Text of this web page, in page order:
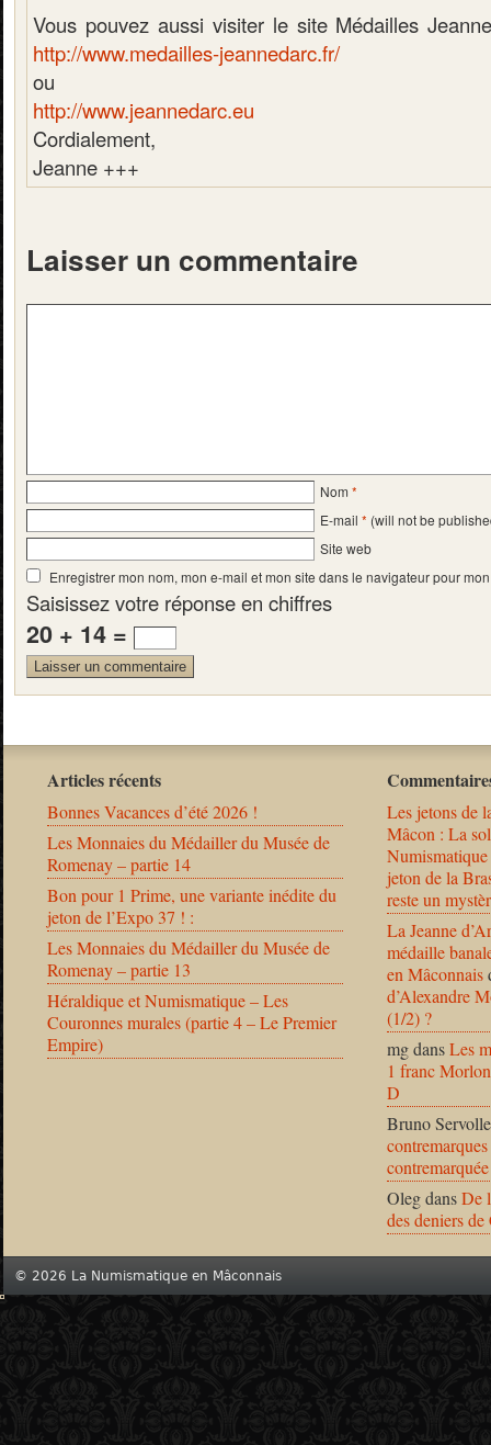
Vous pouvez aussi visiter le site Médailles
http://www.medailles-jeannedarc.fr/
ou
http://www.jeannedarc.eu
Cordialement,
Jeanne +++
Laisser un commentaire
Nom *
E-mail * (will not be
Site web
Enregistrer mon nom, mon e-mail et mon site dans le navigateur pour
Saisissez votre réponse en chiffres
20 + 14 =
Articles récents
Bonnes Vacances d’été 2026 !
Les Monnaies du Médailler du Musée de
Romenay – partie 14
Bon pour 1 Prime, une variante inédite du
jeton de l’Expo 37 ! :
Les Monnaies du Médailler du Musée de
Romenay – partie 13
Héraldique et Numismatique – Les
Couronnes murales (partie 4 – Le Premier
Empire)
Les jetons de
Mâcon : La
jeton de la
reste un
La Jeanne
médaille
en Mâconnais
d’Alexandre
(1/2) ?
mgdansLes
1 franc
D
Bruno Servolle
OlegdansDe
des deniers
© 2026 La Numismatique en Mâconnais